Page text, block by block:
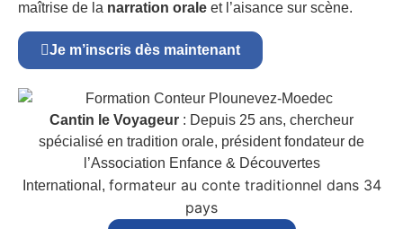
maîtrise de la narration orale et l’aisance sur scène.
Je m’inscris dès maintenant
Cantin le Voyageur : Depuis 25 ans, chercheur
spécialisé en tradition orale, président fondateur de
l’Association Enfance & Découvertes
International, formateur au conte traditionnel dans 34
pays